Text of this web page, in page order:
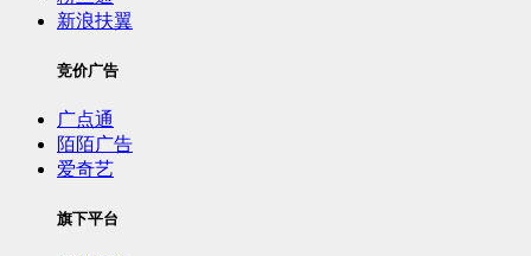
新浪扶翼
竞价广告
广点通
陌陌广告
爱奇艺
旗下平台